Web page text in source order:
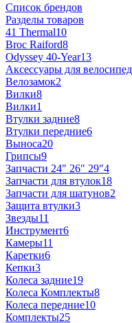
Список брендов
Разделы товаров
41 Thermal10
Broc Raiford8
Odyssey 40-Year13
Аксессуары для
Велозамок2
Вилки8
Вилки1
Втулки задние8
Втулки передние6
Выноса20
Грипсы9
Запчасти 24" 26" 29"4
Запчасти для втулок18
Запчасти для шатунов2
Защита втулки3
Звезды11
Инструмент6
Камеры11
Каретки6
Кепки3
Колеса задние19
Колеса Комплекты8
Колеса передние10
Комплекты25